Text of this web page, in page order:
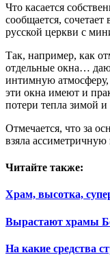
Что касается
сообщается,
русской церкви с
Так, например, как
отдельные окна…
интимную
эти окна имеют и
потери тепла зимой
Отмечается, что за
взяла
Читайте также:
Храм, высотка,
Вырастают храмы
На какие средства